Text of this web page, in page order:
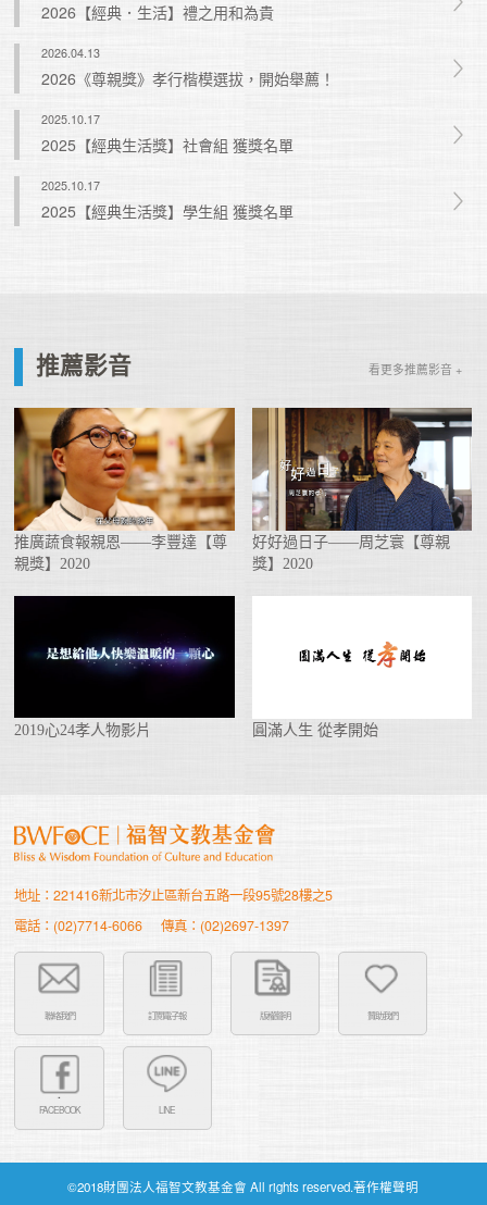
2026【經典．生活】禮之用和為貴
2026.04.13
2026《尊親獎》孝行楷模選拔，開始舉薦！
2025.10.17
2025【經典生活獎】社會組 獲獎名單
2025.10.17
2025【經典生活獎】學生組 獲獎名單
推薦影音 看更多推薦影音 +
推廣蔬食報親恩——李豐達【尊
親獎】2020
好好過日子——周芝寰【尊親
獎】2020
2019心24孝人物影片 圓滿人生 從孝開始
地址：221416新北市汐止區新台五路一段95號28樓之5
電話：(02)7714-6066
傳真：(02)2697-1397
聯絡我們 訂閱電子報 版權聲明 贊助我們
FACEBOOK LINE
©2018財團法人福智文教基金會 All rights reserved.著作權聲明